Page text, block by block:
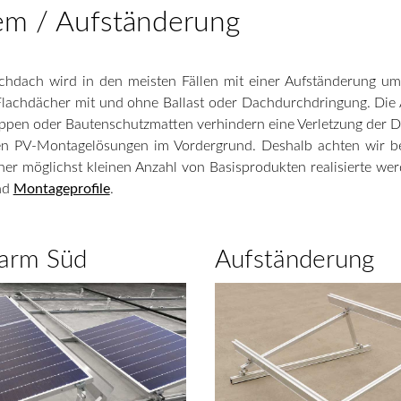
/ Aufständerung
wird in den meisten Fällen mit einer Aufständerung
mit und ohne Ballast oder Dachdurchdringung.
oder Bautenschutzmatten verhindern eine Verletzung der
PV-Montagelösungen im Vordergrund. Deshalb achten wir
möglichst kleinen Anzahl von Basisprodukten realisierte
Montageprofile.
Süd Aufständerung